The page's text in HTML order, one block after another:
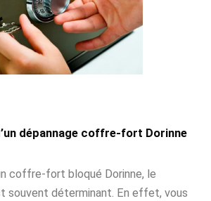
dépannage coffre-fort Dorinne
coffre-fort bloqué Dorinne, le
souvent déterminant. En effet, vous